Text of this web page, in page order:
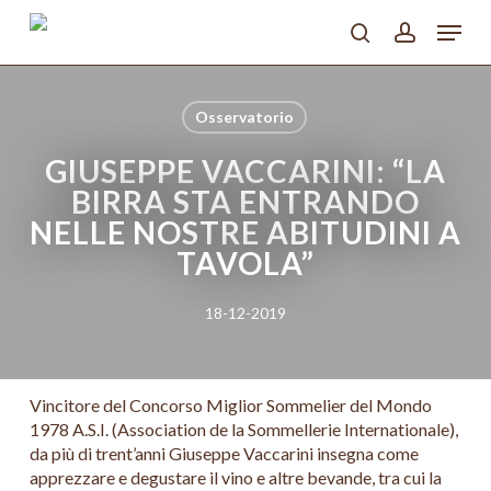
Skip
searchaccount
Menu
Osservatorio
GIUSEPPE VACCARINI: “LA
BIRRA STA ENTRANDO
NELLE NOSTRE ABITUDINI A
TAVOLA”
18-12-2019
Vincitore del Concorso Miglior Sommelier del Mondo
1978 A.S.I. (Association de la Sommellerie Internationale),
da più di trent’anni Giuseppe Vaccarini insegna come
apprezzare e degustare il vino e altre bevande, tra cui la
Close